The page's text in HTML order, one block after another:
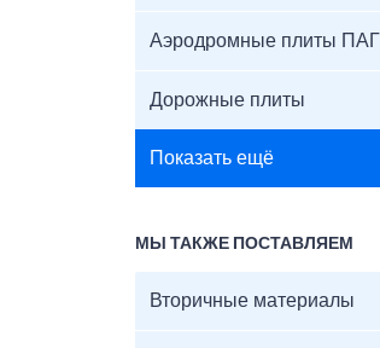
Аэродромные плиты ПАГ
Дорожные плиты
Показать ещё
МЫ ТАКЖЕ ПОСТАВЛЯЕМ
Вторичные материалы